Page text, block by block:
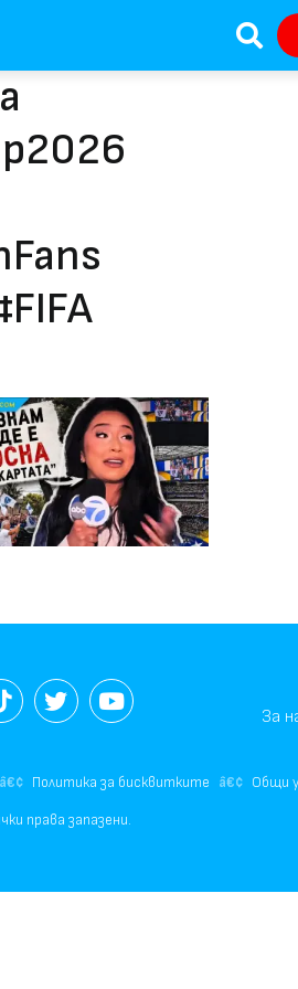
За
Политика за бисквитките Общи
права запазени.